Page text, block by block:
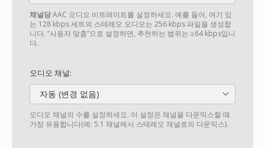
채널당AAC 오디오 비트레이트를 설정하세요. 예를 들어, 여기 있
는 128 kbps 세트의 스테레오 오디오는 256 kbps 파일을 생성합
니다. “사용자 맞춤”으로 설정하면, 추천하는 범위는 ≥64 kbps입니
다.
오디오 채널:
자동 (변경 없음)
오디오 채널의 수를 설정하세요. 이 설정은 채널을 다운믹스할 때
가장 유용합니다(예: 5.1 채널에서 스테레오 채널로의 다운믹스).